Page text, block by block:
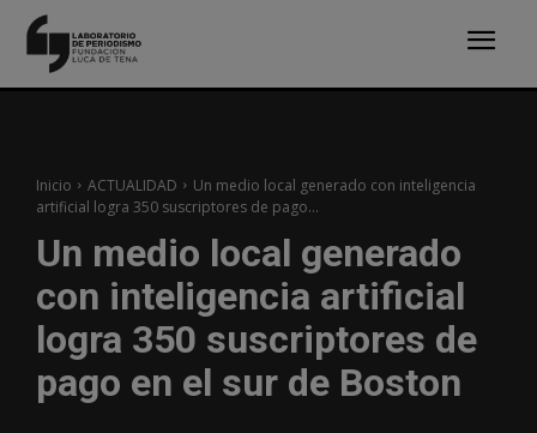
Inicio ACTUALIDAD
Un medio local generado con inteligencia
artificial logra 350 suscriptores de pago...
Un medio local generado
con inteligencia artificial
logra 350 suscriptores de
pago en el sur de Boston